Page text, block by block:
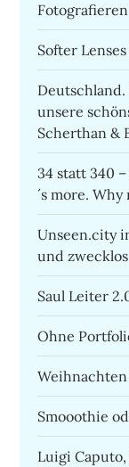
Fotografieren
Softer
unsere
Scherthan &
34 statt 340
´s more. Why
Unseen.city
und zwecklos
Saul Leiter
Ohne
Smooothie
Luigi Caputo,